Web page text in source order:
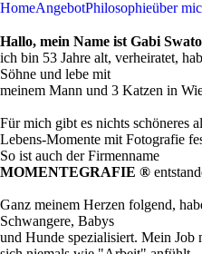
HomeAngebotPhilosophieüber
Gabi
about
Hallo, mein Name ist Gabi
ich bin 53 Jahre alt, verheiratet,
Söhne und lebe mit
meinem Mann und 3 Katzen in
Für mich gibt es nichts schöneres
Lebens-Momente mit Fotografie
So ist auch der Firmenname
MOMENTEGRAFIE ®
Ganz meinem Herzen folgend,
Schwangere, Babys
und Hunde spezialisiert. Mein